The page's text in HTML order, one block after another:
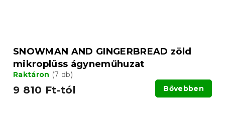
SNOWMAN AND GINGERBREAD zöld
mikroplüss ágyneműhuzat
Raktáron (7 db)
9 810 Ft-tól Bővebben